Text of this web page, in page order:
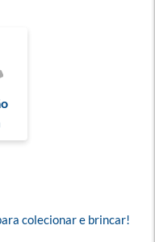
colecionar e brincar!